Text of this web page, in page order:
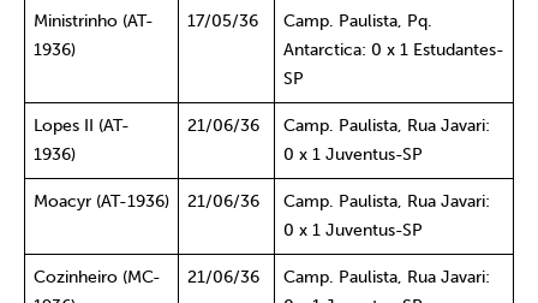
Ministrinho (AT-
1936)
17/05/36
Camp. Paulista, Pq.
Antarctica: 0 x 1 Estudantes-
SP
Lopes II (AT-
1936)
21/06/36
Camp. Paulista, Rua Javari:
0 x 1 Juventus-SP
Moacyr (AT-1936) 21/06/36
Camp. Paulista, Rua Javari:
0 x 1 Juventus-SP
Cozinheiro (MC-
21/06/36
Camp. Paulista, Rua Javari: